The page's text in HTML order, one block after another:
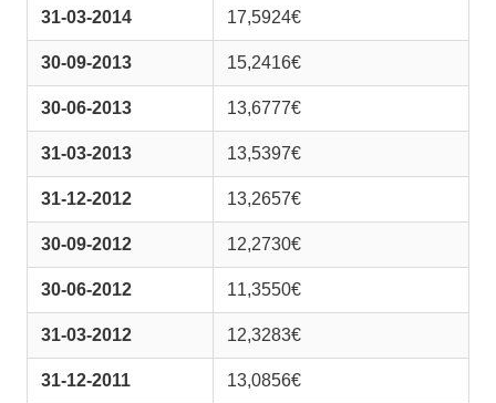
31-03-2014 17,5924€
30-09-2013 15,2416€
30-06-2013 13,6777€
31-03-2013 13,5397€
31-12-2012 13,2657€
30-09-2012 12,2730€
30-06-2012 11,3550€
31-03-2012 12,3283€
31-12-2011 13,0856€